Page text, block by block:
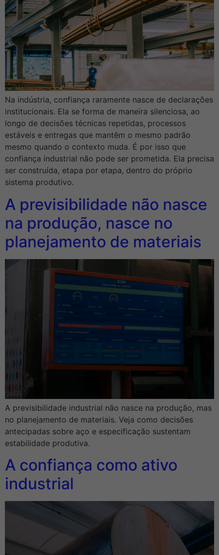
Na indústria, confiança raramente nasce de declarações
institucionais. Ela se forma de maneira silenciosa, ao
longo de decisões técnicas repetidas, processos
estáveis e entregas que mantêm o mesmo padrão
mesmo quando o contexto muda. É por isso que
confiança industrial não pode ser prometida. Ela precisa
ser construída, etapa por etapa, dentro do próprio
sistema produtivo.
A previsibilidade não nasce
na produção, nasce no
planejamento de materiais
A previsibilidade industrial não nasce na produção, mas
no planejamento de materiais. Veja como decisões
antecipadas sobre aço e especificação sustentam
estabilidade produtiva.
A confiança como ativo
industrial